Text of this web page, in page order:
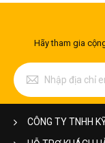
Hãy tham gia
Đăng
ký
để
nhận
tin
CÔNG TY TNHH